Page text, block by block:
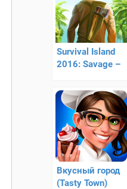
Survival Island
2016: Savage –
острове
Вкусный город
(Tasty Town)